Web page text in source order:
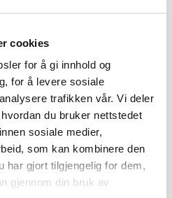
cookies
for å gi innhold og
for å levere sosiale
trafikken vår. Vi deler
du bruker nettstedet
sosiale medier,
som kan kombinere den
har gjort tilgjengelig for dem,
gjennom din bruk av
at å få IKEA, Biltema og
klimagassutslippene:
nær oss, slipper vi å
Bauhaus på Liertoppen,
mindre! En logikk á la
har store
Norge, Europa og USA
utenfor et sentrum
Da Bystyret ville